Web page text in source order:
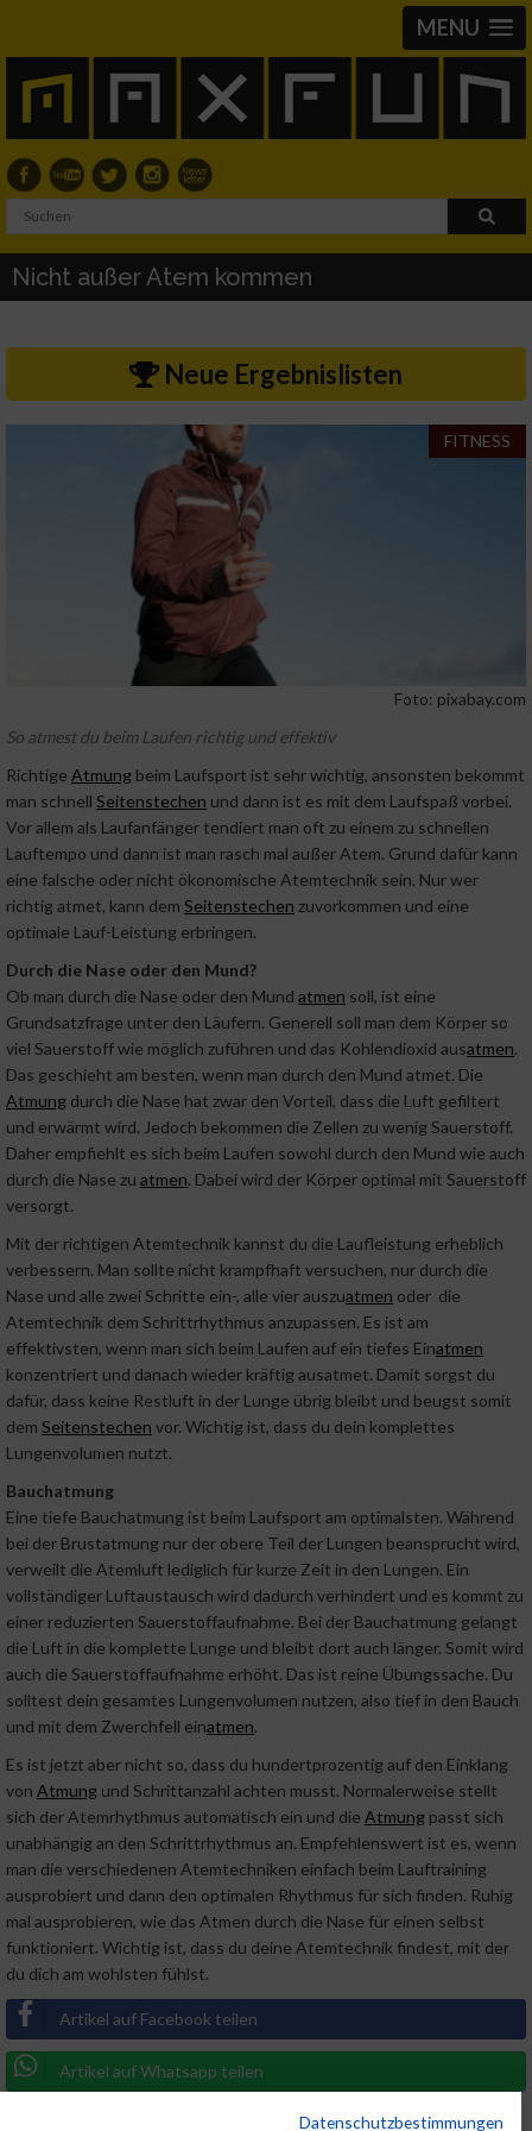
MENU
Nicht außer Atem kommen
Neue Ergebnislisten
FITNESS
Foto: pixabay.com
So atmest du beim Laufen richtig und effektiv
Richtige Atmung beim Laufsport ist sehr wichtig, ansonsten bekommt
man schnell Seitenstechen und dann ist es mit dem Laufspaß vorbei.
Vor allem als Laufanfänger tendiert man oft zu einem zu schnellen
Lauftempo und dann ist man rasch mal außer Atem. Grund dafür kann
eine falsche oder nicht ökonomische Atemtechnik sein. Nur wer
richtig atmet, kann dem Seitenstechen zuvorkommen und eine
optimale Lauf-Leistung erbringen.
Durch die Nase oder den Mund?
Ob man durch die Nase oder den Mund atmen soll, ist eine
Grundsatzfrage unter den Läufern. Generell soll man dem Körper so
viel Sauerstoff wie möglich zuführen und das Kohlendioxid ausatmen.
Das geschieht am besten, wenn man durch den Mund atmet. Die
Atmung durch die Nase hat zwar den Vorteil, dass die Luft gefiltert
und erwärmt wird. Jedoch bekommen die Zellen zu wenig Sauerstoff.
Daher empfiehlt es sich beim Laufen sowohl durch den Mund wie auch
durch die Nase zu atmen. Dabei wird der Körper optimal mit Sauerstoff
versorgt.
Mit der richtigen Atemtechnik kannst du die Laufleistung erheblich
verbessern. Man sollte nicht krampfhaft versuchen, nur durch die
Nase und alle zwei Schritte ein-, alle vier auszuatmen oder die
Atemtechnik dem Schrittrhythmus anzupassen. Es ist am
effektivsten, wenn man sich beim Laufen auf ein tiefes Einatmen
konzentriert und danach wieder kräftig ausatmet. Damit sorgst du
dafür, dass keine Restluft in der Lunge übrig bleibt und beugst somit
dem Seitenstechen vor. Wichtig ist, dass du dein komplettes
Lungenvolumen nutzt.
Bauchatmung
Eine tiefe Bauchatmung ist beim Laufsport am optimalsten. Während
bei der Brustatmung nur der obere Teil der Lungen beansprucht wird,
verweilt die Atemluft lediglich für kurze Zeit in den Lungen. Ein
vollständiger Luftaustausch wird dadurch verhindert und es kommt zu
einer reduzierten Sauerstoffaufnahme. Bei der Bauchatmung gelangt
die Luft in die komplette Lunge und bleibt dort auch länger. Somit wird
auch die Sauerstoffaufnahme erhöht. Das ist reine Übungssache. Du
solltest dein gesamtes Lungenvolumen nutzen, also tief in den Bauch
und mit dem Zwerchfell einatmen.
Es ist jetzt aber nicht so, dass du hundertprozentig auf den Einklang
von Atmung und Schrittanzahl achten musst. Normalerweise stellt
sich der Atemrhythmus automatisch ein und die Atmung passt sich
unabhängig an den Schrittrhythmus an. Empfehlenswert ist es, wenn
man die verschiedenen Atemtechniken einfach beim Lauftraining
ausprobiert und dann den optimalen Rhythmus für sich finden. Ruhig
mal ausprobieren, wie das Atmen durch die Nase für einen selbst
funktioniert. Wichtig ist, dass du deine Atemtechnik findest, mit der
du dich am wohlsten fühlst.
Artikel auf Facebook teilen
Artikel auf Whatsapp teilen
Datenschutzbestimmungen